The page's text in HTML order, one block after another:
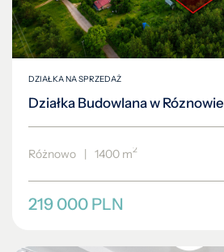
DZIAŁKA NA SPRZEDAŻ
Działka Budowlana w Róznowie
Różnowo | 1400 m2
219 000 PLN